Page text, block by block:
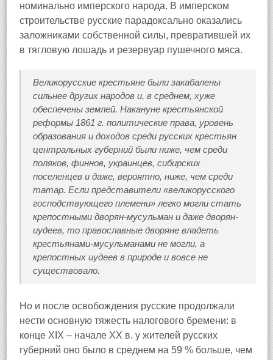
номинально имперского народа. В имперском
строительстве русские парадоксально оказались
заложниками собственной силы, превратившей их
в тягловую лошадь и резервуар пушечного мяса.
Великорусские крестьяне были закабалены
сильнее других народов и, в среднем, хуже
обеспечены землей. Накануне крестьянской
реформы 1861 г. политические права, уровень
образования и доходов среди русских крестьян
центральных губерний были ниже, чем среди
поляков, финнов, украинцев, сибирских
поселенцев и даже, вероятно, ниже, чем среди
татар. Если представители «великорусского
господствующего племени» легко могли стать
крепостными дворян-мусульман и даже дворян-
иудеев, то православные дворяне владеть
крестьянами-мусульманами не могли, а
крепостных иудеев в природе и вовсе не
существовало.
Но и после освобождения русские продолжали
нести основную тяжесть налогового бремени: в
конце XIX – начале XX в. у жителей русских
губерний оно было в среднем на 59 % больше, чем